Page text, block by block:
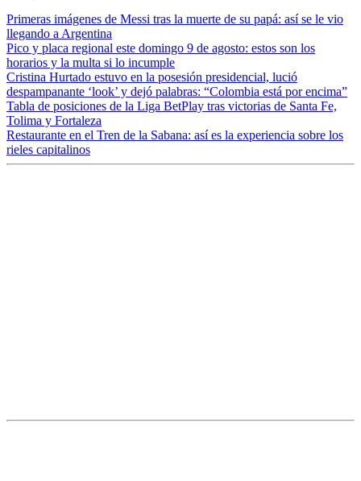
Primeras imágenes de Messi tras la muerte de su papá: así se le vio
llegando a Argentina
Pico y placa regional este domingo 9 de agosto: estos son los
horarios y la multa si lo incumple
Cristina Hurtado estuvo en la posesión presidencial, lució
despampanante ‘look’ y dejó palabras: “Colombia está por encima”
Tabla de posiciones de la Liga BetPlay tras victorias de Santa Fe,
Tolima y Fortaleza
Restaurante en el Tren de la Sabana: así es la experiencia sobre los
rieles capitalinos